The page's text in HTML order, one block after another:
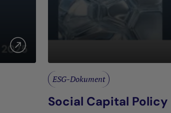
ESG-Dokument
Social Capital Policy